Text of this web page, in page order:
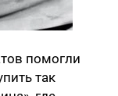
помогли
так